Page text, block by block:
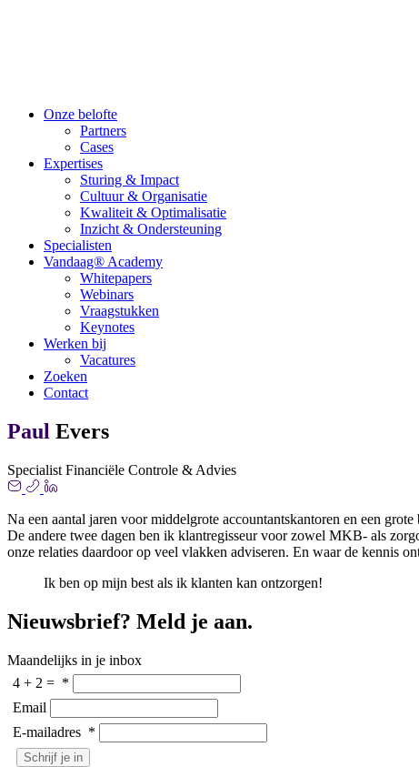
Onze belofte
Partners
Cases
Expertises
Sturing & Impact
Cultuur & Organisatie
Kwaliteit & Optimalisatie
Inzicht & Ondersteuning
Specialisten
Vandaag® Academy
Whitepapers
Webinars
Vraagstukken
Keynotes
Werken bij
Vacatures
Zoeken
Contact
Paul Evers
Specialist Financiële Controle & Advies
Na een aantal jaren voor middelgrote accountantskantoren en een
De andere twee dagen ben ik klantregisseur voor zowel MKB- als
onze relaties daardoor op veel vlakken adviseren. En waar de kennis
Ik ben op mijn best als ik klanten kan ontzorgen!
Nieuwsbrief? Meld je aan.
Maandelijks in je inbox
4 + 2 = *
Email
E-mailadres *